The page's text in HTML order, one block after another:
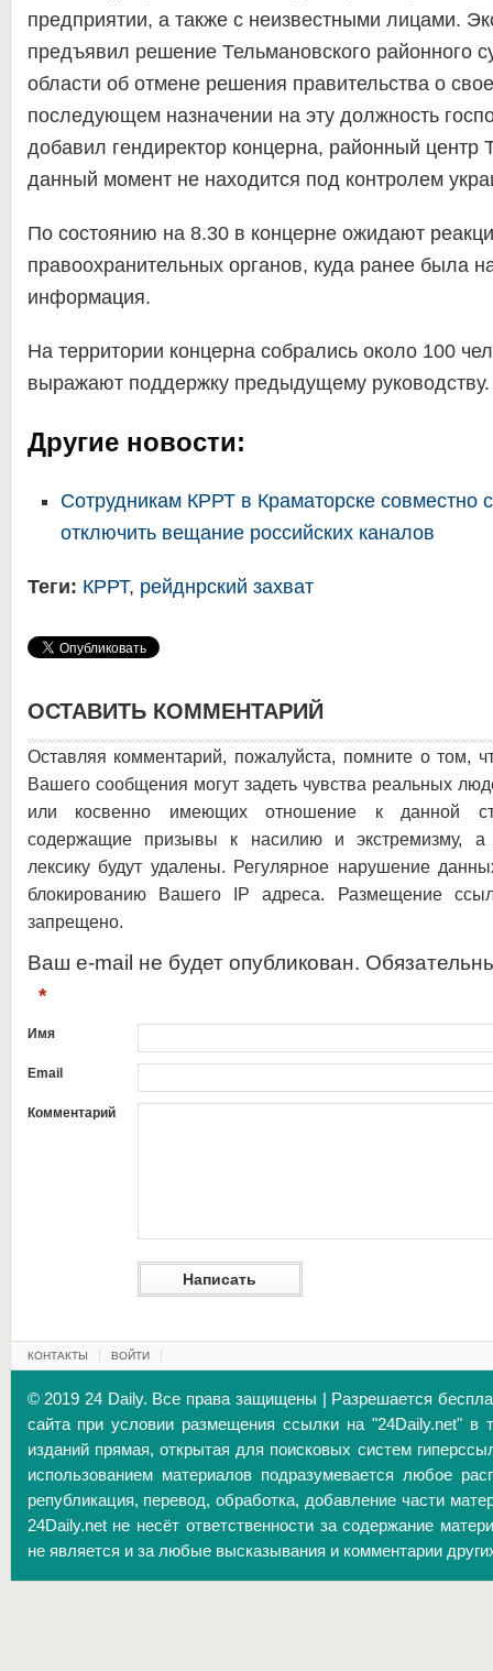
предприятии, а также с неизвестными лицами.
предъявил решение Тельмановского районного
области об отмене решения правительства о
последующем назначении на эту должность
добавил гендиректор концерна, районный центр
данный момент не находится под контролем
По состоянию на 8.30 в концерне ожидают
правоохранительных органов, куда ранее была
информация.
На территории концерна собрались около 100
выражают поддержку предыдущему руководству.
Другие новости:
Сотрудникам КРРТ в Краматорске совместно
отключить вещание российских каналов
Теги: КРРТ, рейднрский захват
ОСТАВИТЬ КОММЕНТАРИЙ
Оставляя комментарий, пожалуйста, помните о том,
Вашего сообщения могут задеть чувства реальных
или косвенно имеющих отношение к данной
содержащие призывы к насилию и экстремизму, а
лексику будут удалены. Регулярное нарушение
блокированию Вашего IP адреса. Размещение
запрещено.
Ваш e-mail не будет опубликован.
*
Имя
Email
Комментарий
КОНТАКТЫ ВОЙТИ
© 2019 24 Daily. Все права защищены | Разрешается
сайта при условии размещения ссылки на "24Daily.net" в
изданий прямая, открытая для поисковых систем
использованием материалов подразумевается любое
републикация, перевод, обработка, добавление части
24Daily.net не несёт ответственности за содержание
не является и за любые высказывания и комментарии